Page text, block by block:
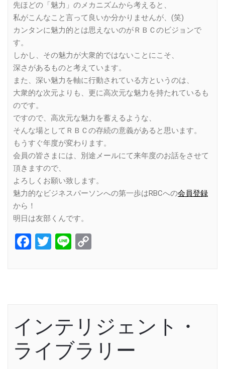
先ほどの「魅力」のメカニズムから考えると、
私がこんなこと言って良いか分かりませんが、(笑)
カンタンに魅力的とは思えないのがＲＢＣのビジョンで
す。
しかし、その魅力が大衆的ではないことにこそ、
深さがあるものと考えています。
また、深い魅力を軸に行動されている方というのは、
大衆的な次元よりも、更に高次元な魅力を持たれているも
のです。
ですので、高次元な魅力を蓄えるような、
そんな場としてＲＢＣの存続の意義があると思います。
もうすぐ年度が変わります。
会員の皆さまには、別途メールにて来年度のお話をさせて
頂きますので、
よろしくお願い致します。
魅力的なビジネスパーソンへの第一歩はRBCへの会員登録
から！
明日は友部くんです。
Facebook
Twitter
Line
インテリジェント・
ライブラリー